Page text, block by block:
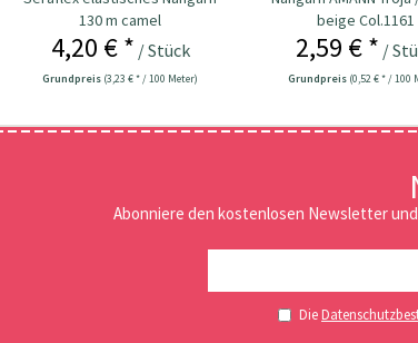
130 m camel
4,20 € * / Stück
Grundpreis (3,23 € * / 100 Meter)
beige Col.1161
2,59 € * /
Grundpreis (0,52 € * / 100
Abonniere den kostenlosen Newsletter
Die